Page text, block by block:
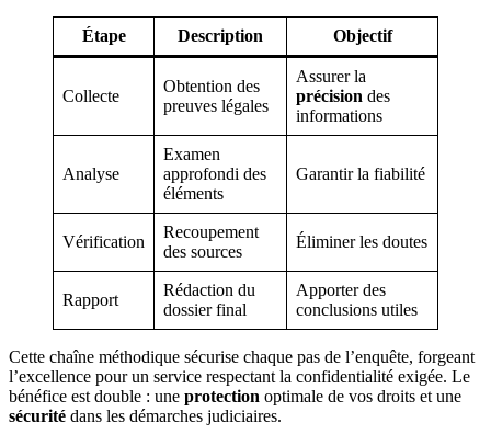
Étape Description Objectif
Collecte
Obtention des
preuves légales
Assurer la
précision des
informations
Analyse
Examen
approfondi des
éléments
Garantir la fiabilité
Vérification
Recoupement
des sources
Éliminer les doutes
Rapport
Rédaction du
dossier final
Apporter des
conclusions utiles
Cette chaîne méthodique sécurise chaque pas de l’enquête, forgeant
l’excellence pour un service respectant la confidentialité exigée. Le
bénéfice est double : une protection optimale de vos droits et une
sécurité dans les démarches judiciaires.